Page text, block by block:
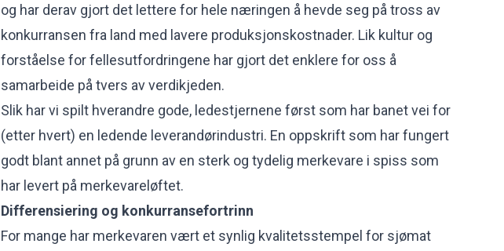
og har derav gjort det lettere for hele næringen å hevde seg på tross av
konkurransen fra land med lavere produksjonskostnader. Lik kultur og
forståelse for fellesutfordringene har gjort det enklere for oss å
samarbeide på tvers av verdikjeden.
Slik har vi spilt hverandre gode, ledestjernene først som har banet vei for
(etter hvert) en ledende leverandørindustri. En oppskrift som har fungert
godt blant annet på grunn av en sterk og tydelig merkevare i spiss som
har levert på merkevareløftet.
Differensiering og konkurransefortrinn
For mange har merkevaren vært et synlig kvalitetsstempel for sjømat